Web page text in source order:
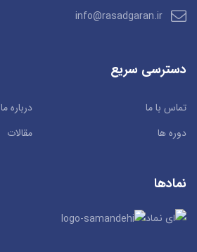
info@rasadgaran.ir
دسترسی سریع
تماس با ما
درباره ما
دوره ها
مقالات
نمادها